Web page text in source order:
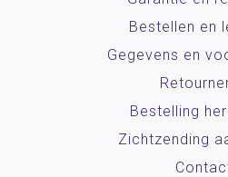
Bestellen en
Gegevens en
Bestelling
Zichtzending